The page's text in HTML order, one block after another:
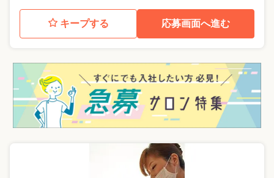
キープする 応募画面へ進む